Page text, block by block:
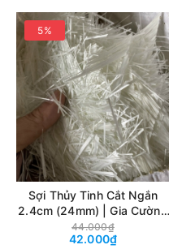
5%
Sợi Thủy Tinh Cắt Ngắn
2.4cm (24mm) | Gia Cường
Bê Tông, Vữa Xi Măng, GRC,
GFRC & Composite Chống
44.000₫
42.000₫